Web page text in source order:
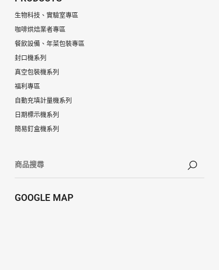
生物科技、實驗室專區
咖啡烘焙業者專區
餐飲設備、年菜包裝專區
封口機系列
真空包裝機系列
福利專區
自動充填計量機系列
日期標示機系列
簡易釘盒機系列
GOOGLE MAP